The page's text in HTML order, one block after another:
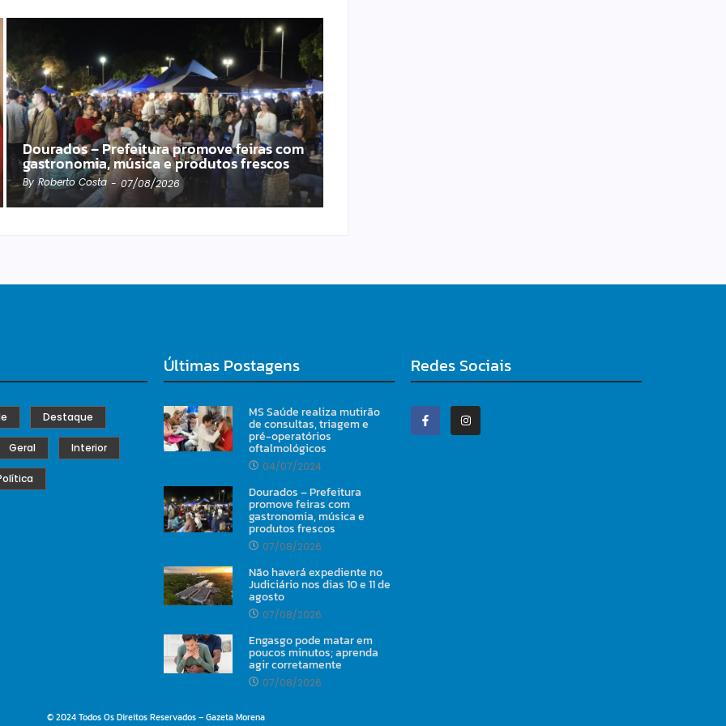
Dourados – Prefeitura promove feiras com
gastronomia, música e produtos frescos
By Roberto Costa - 07/08/2026
Destaque
Geral Interior
Últimas Postagens
MS Saúde realiza mutirão
de consultas, triagem e
pré-operatórios
oftalmológicos
04/07/2024
Dourados – Prefeitura
promove feiras com
gastronomia, música e
produtos frescos
07/08/2026
Não haverá expediente no
Judiciário nos dias 10 e 11 de
agosto
07/08/2026
Engasgo pode matar em
poucos minutos; aprenda
agir corretamente
07/08/2026
Redes Sociais
© 2024 Todos Os Direitos Reservados – Gazeta Morena